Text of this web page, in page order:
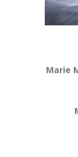
Marie